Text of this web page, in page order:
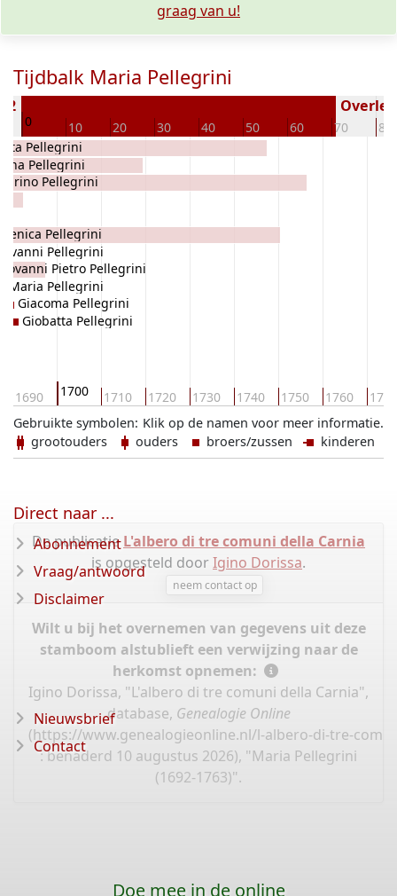
graag van u!
Tijdbalk Maria Pellegrini
0 10 20 30 40 50 60 70 80
1690 1700 1710 1720 1730 1740 1750 1760 1770
Pellegrini
Pellegrini
Pellegrini
Pellegrini
Pellegrini
Pietro Pellegrini
Maria Pellegrini
Giacoma Pellegrini
Giobatta Pellegrini
Klik op de namen voor meer informatie.
Gebruikte symbolen:
grootouders
ouders broers/zussen kinderen
De publicatieL'albero di tre comuni della Carnia
is opgesteld doorIgino Dorissa.
neem contact op
Wilt u bij het overnemen van gegevens uit deze
stamboom alstublieft een verwijzing naar de
herkomst opnemen:
Igino Dorissa, "L'albero di tre comuni della Carnia",
database, Genealogie Online
(https://www.genealogieonline.nl/l-albero-di-tre-
: benaderd 10 augustus 2026), "Maria Pellegrini
(1692-1763)".
Direct naar ...
Abonnement
Vraag/antwoord
Disclaimer
Nieuwsbrief
Contact
Doe mee in de online